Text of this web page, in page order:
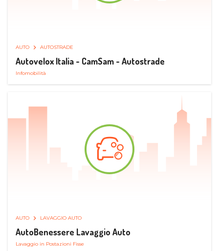
AUTO AUTOSTRADE
Autovelox Italia - CamSam - Autostrade
Infomobilità
AUTO LAVAGGIO AUTO
AutoBenessere Lavaggio Auto
Lavaggio in Postazioni Fisse